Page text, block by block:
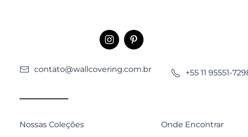
contato@wallcovering.com.br +55 11 95551-
Nossas Coleções
Onde Encontrar